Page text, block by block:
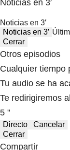
Noticias en 3′
Noticias en 3′
Noticias en 3′
Cerrar
Otros episodios
Cualquier tiempo
Tu audio se ha
Te redirigiremos
5 "
Directo
Cancelar
Cerrar
Compartir